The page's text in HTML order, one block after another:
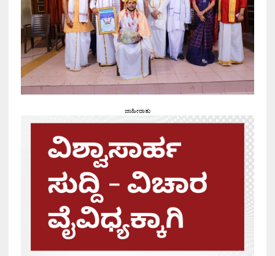
ಜಾಹೀರಾತು